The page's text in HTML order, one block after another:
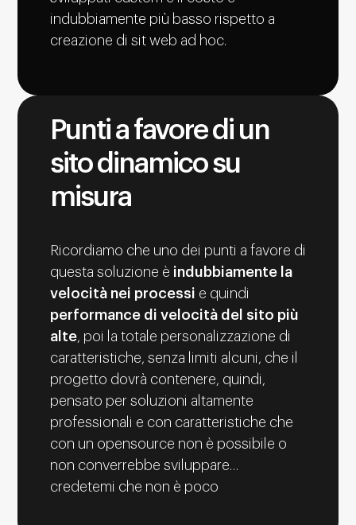
indubbiamente più basso rispetto a
creazione di sit web ad hoc.
Punti a favore di un
sito dinamico su
misura
Ricordiamo che uno dei punti a favore di
questa soluzione è indubbiamente la
velocità nei processi e quindi
performance di velocità del sito più
alte, poi la totale personalizzazione di
caratteristiche, senza limiti alcuni, che il
progetto dovrà contenere, quindi,
pensato per soluzioni altamente
professionali e con caratteristiche che
con un opensource non è possibile o
non converrebbe sviluppare…
credetemi che non è poco